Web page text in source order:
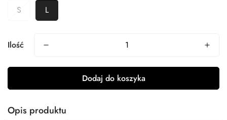
S L
Ilość
Dodaj do koszyka
Opis produktu